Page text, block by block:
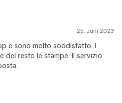
25. Juni 2023
e sono molto soddisfatto. I
del resto le stampe. Il servizio